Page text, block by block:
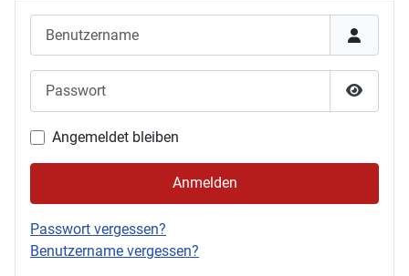
Angemeldet bleiben
Anmelden
Passwort vergessen?
Benutzername vergessen?